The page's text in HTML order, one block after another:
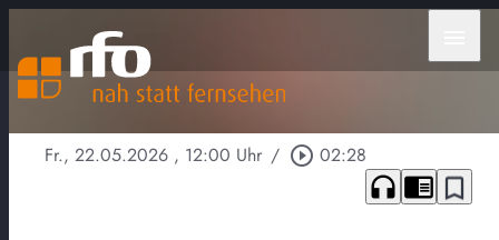
Fr., 22.05.2026 , 12:00 Uhr / play_circle_outline 02:28
headphones chrome_reader_mode bookmark_border